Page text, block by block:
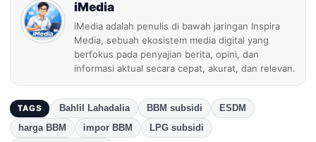
iMedia
iMedia adalah penulis di bawah jaringan Inspira
Media, sebuah ekosistem media digital yang
berfokus pada penyajian berita, opini, dan
informasi aktual secara cepat, akurat, dan relevan.
TAGS Bahlil Lahadalia BBM subsidi
ESDM
harga BBM
impor BBM
LPG subsidi